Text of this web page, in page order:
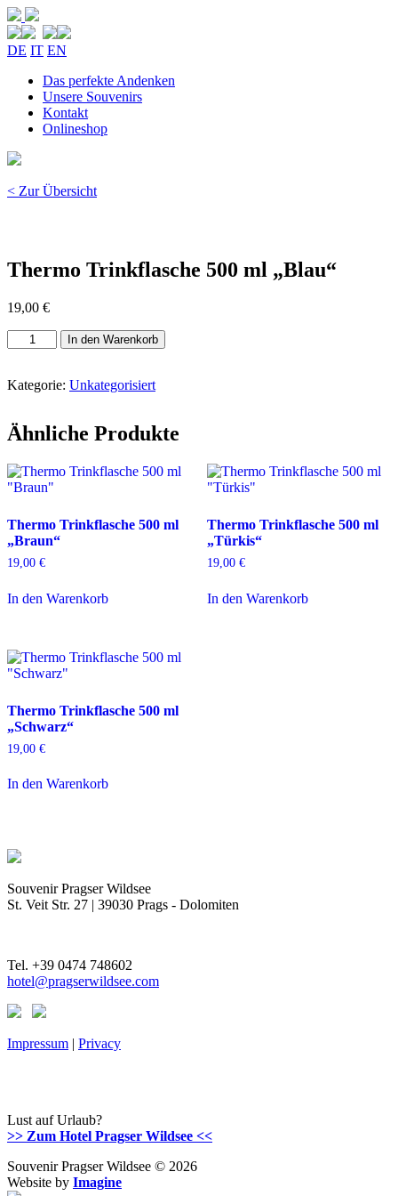
DE IT EN
Das perfekte Andenken
Unsere Souvenirs
Kontakt
Onlineshop
< Zur Übersicht
Thermo Trinkflasche 500 ml „Blau“
19,00 €
Thermo
Trinkflasche
ml
In den Warenkorb
Kategorie: Unkategorisiert
Ähnliche Produkte
Thermo Trinkflasche 500 ml
„Braun“
19,00 €
In den Warenkorb
Thermo Trinkflasche 500 ml
„Türkis“
19,00 €
In den Warenkorb
Thermo Trinkflasche 500 ml
„Schwarz“
19,00 €
In den Warenkorb
Souvenir Pragser Wildsee
St. Veit Str. 27 | 39030 Prags - Dolomiten
Tel. +39 0474 748602
hotel@pragserwildsee.com
Impressum | Privacy
Lust auf Urlaub?
>> Zum Hotel Pragser Wildsee <<
Souvenir Pragser Wildsee © 2026
Website by Imagine